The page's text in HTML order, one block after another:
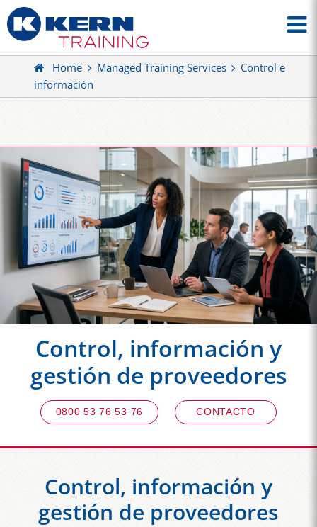
Home Managed Training Services
Control e
información
Control, información y
gestión de proveedores
0800 53 76 53 76 CONTACTO
Control, información y
gestión de proveedores